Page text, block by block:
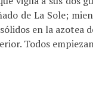
de La Sole;
en la azotea
Todos